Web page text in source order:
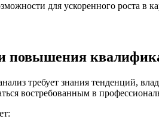
для ускоренного роста в
повышения
требует знания тенденций,
востребованным в